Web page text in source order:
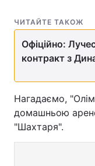
ЧИТАЙТЕ ТАКОЖ
Офіційно:
контракт з
Нагадаємо,
домашньою
"Шахтаря".